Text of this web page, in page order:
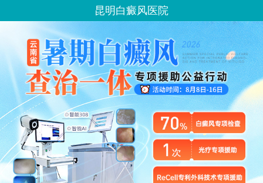
昆明白癜风医院